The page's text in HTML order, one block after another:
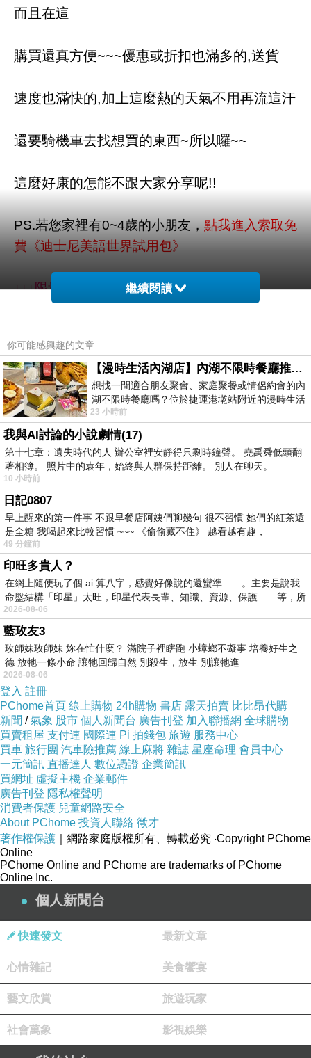
而且在這
購買還真方便~~~優惠或折扣也滿多的,送貨
速度也滿快的,加上這麼熱的天氣不用再流這汗
還要騎機車去找想買的東西~所以囉~~
這麼好康的怎能不跟大家分享呢!!
PS.若您家裡有0~4歲的小朋友，點我進入索取免
費《迪士尼美語世界試用包》
↓↓↓限量特惠的優惠按鈕↓↓↓
商品訊息功能
商品訊息描述
●簡單三色系，挑選你的心情
●連身裙版型，簡單穿就好看
●採棉麻材質，透氣舒適清爽
要的其實很簡單，在炎熱天氣裡
獨享一份涼爽感，還有從容態度
繼續閱讀
你可能感興趣的文章
【漫時生活內湖店】內湖不限時餐廳推薦｜捷運港墘站美食，聚餐、約會、家庭聚會首選，正餐甜點一次滿足
想找一間適合朋友聚會、家庭聚餐或情侶約會的內
湖不限時餐廳嗎？位於捷運港墘站附近的漫時生活
內湖店，從捷運站步行約4分鐘即可抵
23 小時前
我與AI討論的小說劇情(17)
第十七章：遺失時代的人 辦公室裡安靜得只剩時鐘聲。 堯禹舜低頭翻
著相簿。 照片中的袁年，始終與人群保持距離。 別人在聊天。
10 小時前
日記0807
早上醒來的第一件事 不跟早餐店阿姨們聊幾句 很不習慣 她們的紅茶還
是全糖 我喝起來比較習慣 ~~~ 《偷偷藏不住》 越看越有趣，
49 分鐘前
印旺多貴人？
在網上隨便玩了個 ai 算八字，感覺好像說的還蠻準……。主要是說我
命盤結構「印星」太旺，印星代表長輩、知識、資源、保護……等，所
2026-08-06
藍玫友3
玫師妹玫師妹 妳在忙什麼？ 滿院子裡瞎跑 小蟑螂不礙事 培養好生之
德 放牠一條小命 讓牠回歸自然 別殺生，放生 別讓牠進
2026-08-06
登入 註冊
PChome首頁 線上購物 24h購物 書店 露天拍賣 比比昂代購
新聞 /氣象 股市 個人新聞台 廣告刊登 加入聯播網 全球購物
買賣租屋 支付連 國際連 Pi 拍錢包 旅遊 服務中心
買車 旅行團 汽車險推薦 線上麻將 雜誌 星座命理 會員中心
一元簡訊 直播達人 數位憑證 企業簡訊
買網址 虛擬主機 企業郵件
廣告刊登 隱私權聲明
消費者保護 兒童網路安全
About PChome 投資人聯絡 徵才
著作權保護 ｜網路家庭版權所有、轉載必究 ‧Copyright PChome
Online
PChome Online and PChome are trademarks of PChome
Online Inc.
個人新聞台
快速發文 最新文章
心情雜記 美食饗宴
藝文欣賞 旅遊玩家
社會萬象 影視娛樂